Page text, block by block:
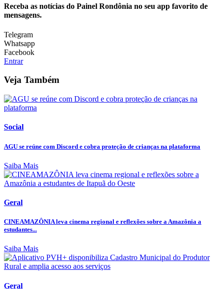
Receba as notícias do Painel Rondônia no seu app favorito de
mensagens.
Telegram
Whatsapp
Facebook
Entrar
Veja Também
Social
AGU se reúne com Discord e cobra proteção de crianças na plataforma
Saiba Mais
Geral
CINEAMAZÔNIA leva cinema regional e reflexões sobre a Amazônia a
estudantes...
Saiba Mais
Geral